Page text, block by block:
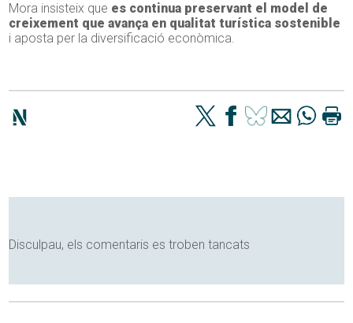
Mora insisteix que es continua preservant el model de
creixement que avança en qualitat turística sostenible
i aposta per la diversificació econòmica.
Disculpau, els comentaris es troben tancats